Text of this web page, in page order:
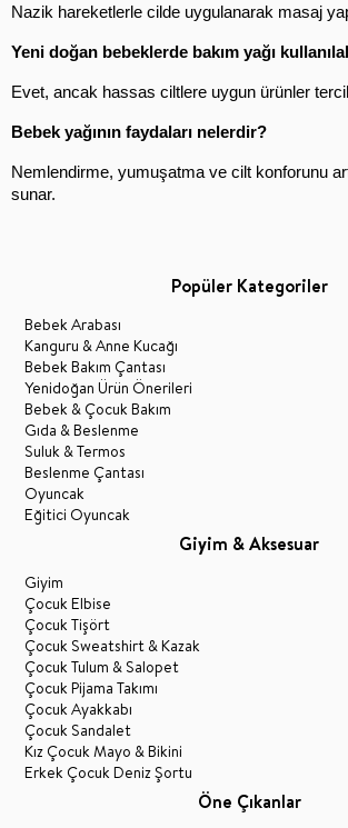
Nazik hareketlerle cilde uygulanarak masaj
Yeni doğan bebeklerde bakım yağı
Evet, ancak hassas ciltlere uygun ürünler
Bebek yağının faydaları nelerdir?
Nemlendirme, yumuşatma ve cilt konforunu
sunar.
Popüler Kategoriler
Bebek Arabası
Kanguru & Anne Kucağı
Bebek Bakım Çantası
Yenidoğan Ürün Önerileri
Bebek & Çocuk Bakım
Gıda & Beslenme
Suluk & Termos
Beslenme Çantası
Oyuncak
Eğitici Oyuncak
Giyim & Aksesuar
Giyim
Çocuk Elbise
Çocuk Tişört
Çocuk Sweatshirt & Kazak
Çocuk Tulum & Salopet
Çocuk Pijama Takımı
Çocuk Ayakkabı
Çocuk Sandalet
Kız Çocuk Mayo & Bikini
Erkek Çocuk Deniz Şortu
Öne Çıkanlar